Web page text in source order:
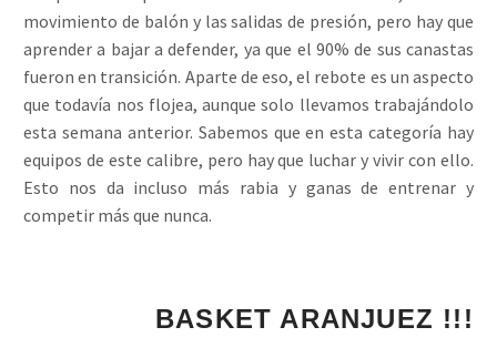
movimiento de balón y las salidas de presión, pero hay que
aprender a bajar a defender, ya que el 90% de sus canastas
fueron en transición. Aparte de eso, el rebote es un aspecto
que todavía nos flojea, aunque solo llevamos trabajándolo
esta semana anterior. Sabemos que en esta categoría hay
equipos de este calibre, pero hay que luchar y vivir con ello.
Esto nos da incluso más rabia y ganas de entrenar y
competir más que nunca.
¡¡¡ 1, 2, 3...